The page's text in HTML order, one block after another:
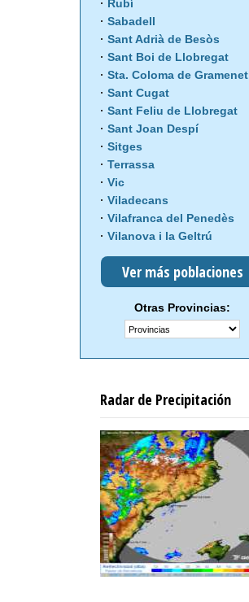
Rubí
Sabadell
Sant Adrià de Besòs
Sant Boi de Llobregat
Sta. Coloma de Gramenet
Sant Cugat
Sant Feliu de Llobregat
Sant Joan Despí
Sitges
Terrassa
Vic
Viladecans
Vilafranca del Penedès
Vilanova i la Geltrú
Ver más poblaciones
Otras Provincias:
Radar de Precipitación